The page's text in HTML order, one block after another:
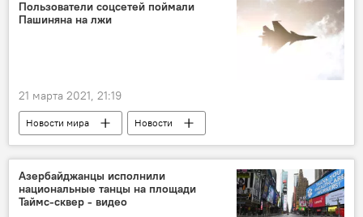
Пользователи соцсетей поймали
Пашиняна на лжи
21 марта 2021, 21:19
Новости мира Новости
Азербайджанцы исполнили
национальные танцы на площади
Таймс-сквер - видео